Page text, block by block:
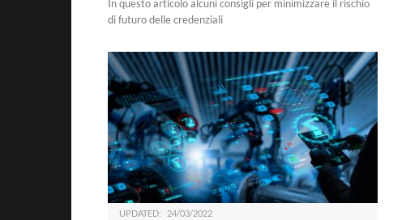
In questo articolo alcuni consigli per minimizzare il rischio
di futuro delle credenziali
UPDATED: 24/03/2022